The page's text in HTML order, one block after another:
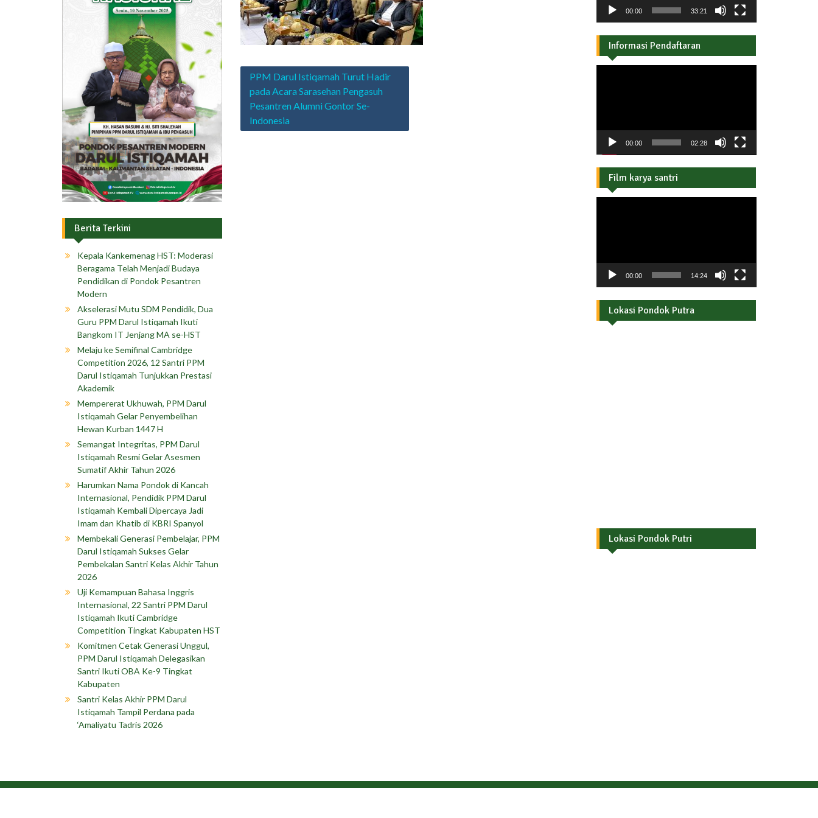
Navigasi
pos
PPM Darul Istiqamah Turut Hadir
pada Acara Sarasehan Pengasuh
Pesantren Alumni Gontor Se-
Indonesia
Berita Terkini
Kepala Kankemenag HST: Moderasi
Beragama Telah Menjadi Budaya
Pendidikan di Pondok Pesantren
Modern
Akselerasi Mutu SDM Pendidik, Dua
Guru PPM Darul Istiqamah Ikuti
Bangkom IT Jenjang MA se-HST
Melaju ke Semifinal Cambridge
Competition 2026, 12 Santri PPM
Darul Istiqamah Tunjukkan Prestasi
Akademik
Mempererat Ukhuwah, PPM Darul
Istiqamah Gelar Penyembelihan
Hewan Kurban 1447 H
Semangat Integritas, PPM Darul
Istiqamah Resmi Gelar Asesmen
Sumatif Akhir Tahun 2026
Harumkan Nama Pondok di Kancah
Internasional, Pendidik PPM Darul
Istiqamah Kembali Dipercaya Jadi
Imam dan Khatib di KBRI Spanyol
Membekali Generasi Pembelajar, PPM
Darul Istiqamah Sukses Gelar
Pembekalan Santri Kelas Akhir Tahun
2026
Uji Kemampuan Bahasa Inggris
Internasional, 22 Santri PPM Darul
Istiqamah Ikuti Cambridge
Competition Tingkat Kabupaten HST
Komitmen Cetak Generasi Unggul,
PPM Darul Istiqamah Delegasikan
Santri Ikuti OBA Ke-9 Tingkat
Kabupaten
Santri Kelas Akhir PPM Darul
Istiqamah Tampil Perdana pada
‘Amaliyatu Tadris 2026
00:00 33:21
Informasi Pendaftaran
00:00 02:28
Film karya santri
00:00 14:24
Lokasi Pondok Putra
Lokasi Pondok Putri